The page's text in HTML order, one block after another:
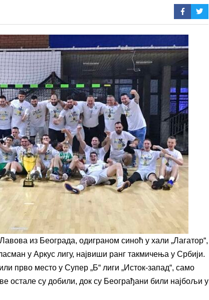
из Београда, одиграном синоћ у хали „Лагатор“,
у Аркус лигу, највиши ранг такмичења у Србији.
прво место у Супер „Б“ лиги „Исток-запад“, само
остале су добили, док су Београђани били најбољи у